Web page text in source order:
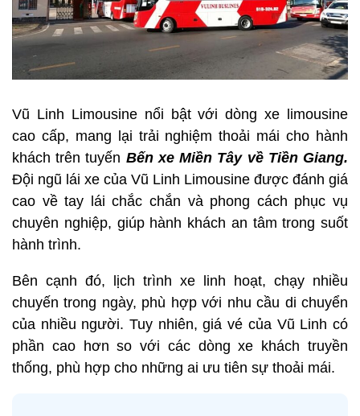
Vũ Linh Limousine nổi bật với dòng xe limousine
cao cấp, mang lại trải nghiệm thoải mái cho hành
khách trên tuyến Bến xe Miền Tây về Tiền Giang.
Đội ngũ lái xe của Vũ Linh Limousine được đánh giá
cao về tay lái chắc chắn và phong cách phục vụ
chuyên nghiệp, giúp hành khách an tâm trong suốt
hành trình.
Bên cạnh đó, lịch trình xe linh hoạt, chạy nhiều
chuyến trong ngày, phù hợp với nhu cầu di chuyển
của nhiều người. Tuy nhiên, giá vé của Vũ Linh có
phần cao hơn so với các dòng xe khách truyền
thống, phù hợp cho những ai ưu tiên sự thoải mái.